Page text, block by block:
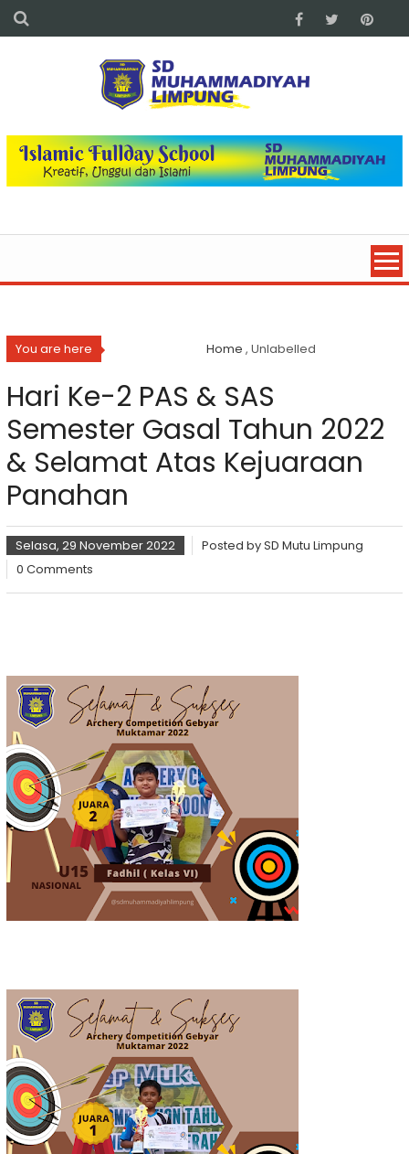
You are here Home , Unlabelled
Hari Ke-2 PAS & SAS
Semester Gasal Tahun 2022
& Selamat Atas Kejuaraan
Panahan
Selasa, 29 November 2022 Posted bySD Mutu Limpung
0 Comments